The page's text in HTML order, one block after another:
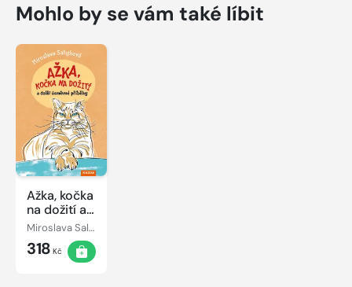
Mohlo by se vám také líbit
Ažka, kočka
na dožití a
další
úsměvné
příběhy
Miroslava Salajková
318 Kč